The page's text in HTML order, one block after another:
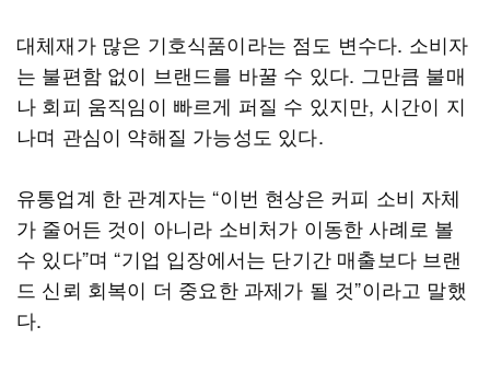
대체재가 많은 기호식품이라는 점도 변수다. 소비자
는 불편함 없이 브랜드를 바꿀 수 있다. 그만큼 불매
나 회피 움직임이 빠르게 퍼질 수 있지만, 시간이 지
나며 관심이 약해질 가능성도 있다.
유통업계 한 관계자는 “이번 현상은 커피 소비 자체
가 줄어든 것이 아니라 소비처가 이동한 사례로 볼
수 있다”며 “기업 입장에서는 단기간 매출보다 브랜
드 신뢰 회복이 더 중요한 과제가 될 것”이라고 말했
다.